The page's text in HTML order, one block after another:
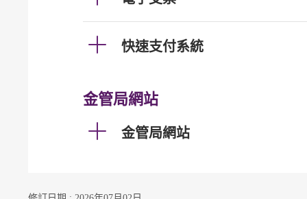
快速支付系統
金管局網站
金管局網站